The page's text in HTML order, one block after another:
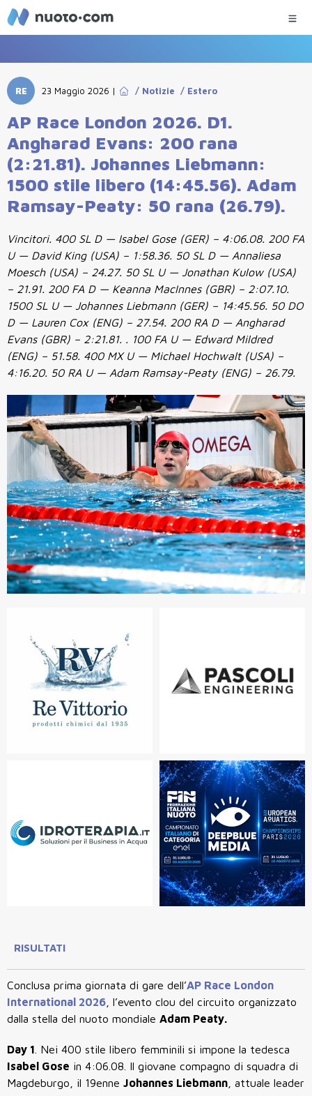
RE 23 Maggio 2026 | / Notizie / Estero
AP Race London 2026. D1.
Angharad Evans: 200 rana
(2:21.81). Johannes Liebmann:
1500 stile libero (14:45.56). Adam
Ramsay-Peaty: 50 rana (26.79).
Vincitori. 400 SL D — Isabel Gose (GER) – 4:06.08. 200 FA
U — David King (USA) – 1:58.36. 50 SL D — Annaliesa
Moesch (USA) – 24.27. 50 SL U — Jonathan Kulow (USA)
– 21.91. 200 FA D — Keanna MacInnes (GBR) – 2:07.10.
1500 SL U — Johannes Liebmann (GER) – 14:45.56. 50 DO
D — Lauren Cox (ENG) – 27.54. 200 RA D — Angharad
Evans (GBR) – 2:21.81. . 100 FA U — Edward Mildred
(ENG) – 51.58. 400 MX U — Michael Hochwalt (USA) –
4:16.20. 50 RA U — Adam Ramsay-Peaty (ENG) – 26.79.
RISULTATI
Conclusa prima giornata di gare dell’AP Race London
International 2026 , l’evento clou del circuito organizzato
dalla stella del nuoto mondiale Adam Peaty.
Day 1 . Nei 400 stile libero femminili si impone la tedesca
Isabel Gose in 4:06.08. Il giovane compagno di squadra di
Magdeburgo, il 19enne Johannes Liebmann , attuale leader